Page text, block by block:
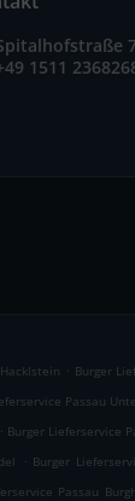
1511
. Burger
Passau
. Burger Lieferservice
. Burger
Passau